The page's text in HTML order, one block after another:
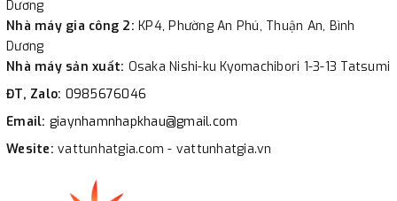
Dương
Nhà máy gia công 2: KP4, Phường An Phú, Thuận An, Bình
Dương
Nhà máy sản xuất: Osaka Nishi-ku Kyomachibori 1-3-13 Tatsumi
ĐT, Zalo: 0985676046
Email: giaynhamnhapkhau@gmail.com
Wesite: vattunhatgia.com - vattunhatgia.vn